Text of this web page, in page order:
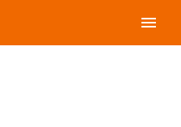
menu